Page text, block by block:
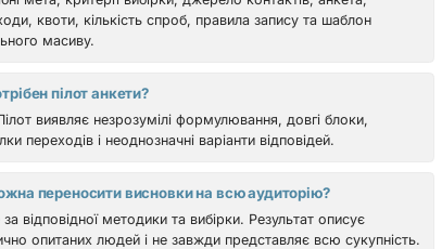
квоти, кількість спроб, правила запису та шаблон
масиву.
пілот анкети?
виявляє незрозумілі формулювання, довгі блоки,
переходів і неоднозначні варіанти відповідей.
переносити висновки на всю аудиторію?
відповідної методики та вибірки. Результат описує
опитаних людей і не завжди представляє всю сукупність.